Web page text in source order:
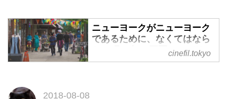
ニューヨークがニューヨーク
であるために、なくてはなら
ない町の今。 巨匠フレデリッ
ク・ワイズマンの傑作『ニュ
cinefil.tokyo
2018-08-08